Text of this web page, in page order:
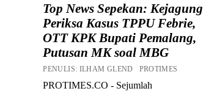
Top News Sepekan: Kejagung
Periksa Kasus TPPU Febrie,
OTT KPK Bupati Pemalang,
Putusan MK soal MBG
PENULIS: ILHAM GLEND PROTIMES
PROTIMES.CO - Sejumlah